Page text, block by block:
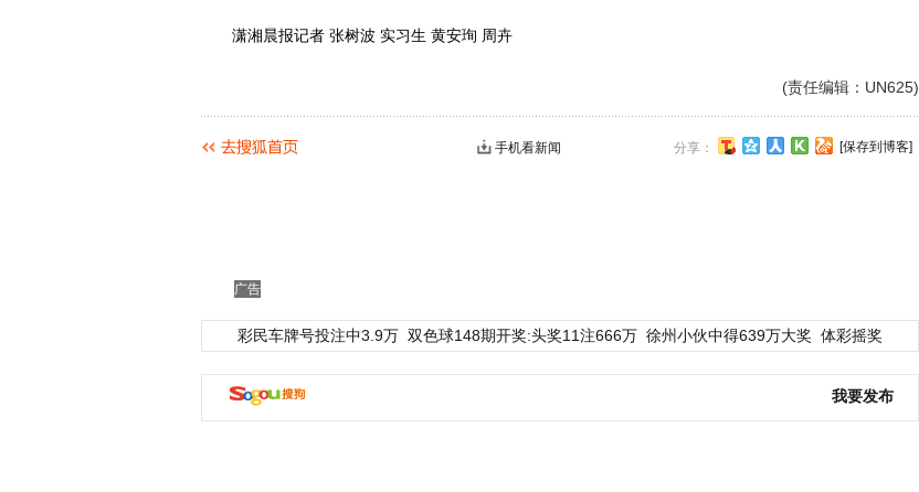
潇湘晨报记者 张树波 实习生 黄安珣 周卉
(责任编辑：UN625)
分享： [保存到博客]
手机看新闻
广告
彩民车牌号投注中3.9万 双色球148期开奖:头奖11注666万 徐州小伙中得639万大奖 体彩摇奖
我要发布